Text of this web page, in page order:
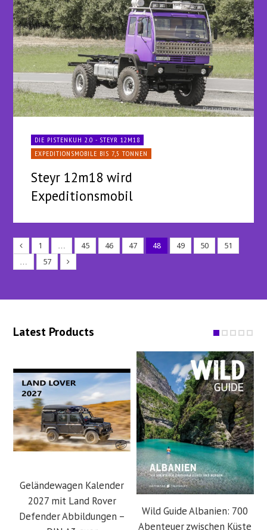
DIE PISTENKUH 2.0 - STEYR 12M18
EXPEDITIONSMOBILE BIS 7,5 TONNEN
Steyr 12m18 wird
Expeditionsmobil
1 … 45 46 47 48 49 50
51
…
57
Latest Products
Geländewagen Kalender
2027 mit Land Rover
Defender Abbildungen –
Wild Guide Albanien: 700
Abenteuer zwischen Küste